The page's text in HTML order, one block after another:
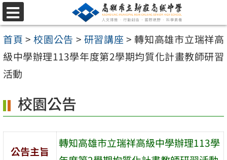
跳
至
主
要
內
區
選
單
首頁 > 校園公告 > 研習講座 > 轉知高雄市立瑞祥高
級中學辦理113學年度第2學期均質化計畫教師研習
活動
校園公告
公告主旨
轉知高雄市立瑞祥高級中學辦理113學